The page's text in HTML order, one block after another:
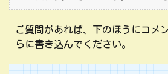
ご質問があれば、下のほうにコメ
らに書き込んでください。